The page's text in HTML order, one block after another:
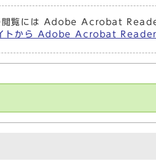
閲覧には Adobe Acrobat Reader
トから Adobe Acrobat Reader